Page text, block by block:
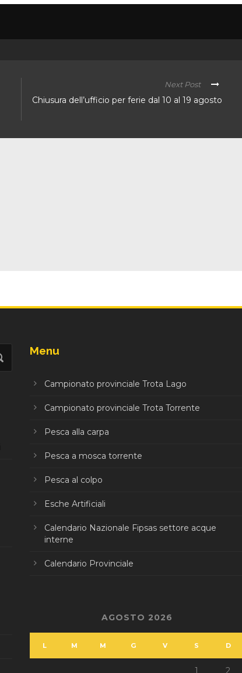
Next Post
Chiusura dell’ufficio per ferie dal 10 al 19 agosto
Menu
Campionato provinciale Trota Lago
Campionato provinciale Trota Torrente
Pesca alla carpa
Pesca a mosca torrente
Pesca al colpo
Esche Artificiali
Calendario Nazionale Fipsas settore acque
interne
Calendario Provinciale
AGOSTO 2026
L M M G V S D
1 2